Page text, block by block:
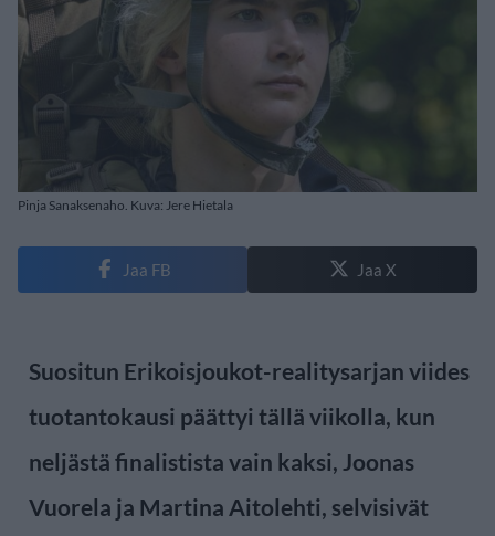
Pinja Sanaksenaho. Kuva: Jere Hietala
Jaa FB Jaa X
Suositun Erikoisjoukot-realitysarjan viides
tuotantokausi päättyi tällä viikolla, kun
neljästä finalistista vain kaksi, Joonas
Vuorela ja Martina Aitolehti, selvisivät